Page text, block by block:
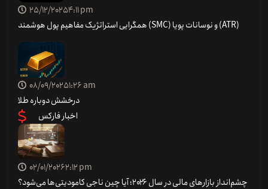
25/12/20254:11 pm
همگرایی استراتژیک مفاهیم پول هوشمند (SMC) و نوسانات پویا (ATR)
08/09/20251:26 am
درخشش دوباره طلا
اخبار فارکس
02/01/20262:12 pm
چشم‌انداز بازارهای مالی در سال ۲۰۲۶؛ آیا چین ناجی کامودیتی‌ها می‌شود؟